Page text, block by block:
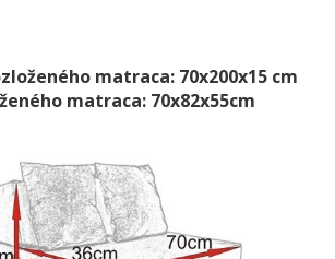
matraca: 70x200x15 cm
matraca: 70x82x55cm